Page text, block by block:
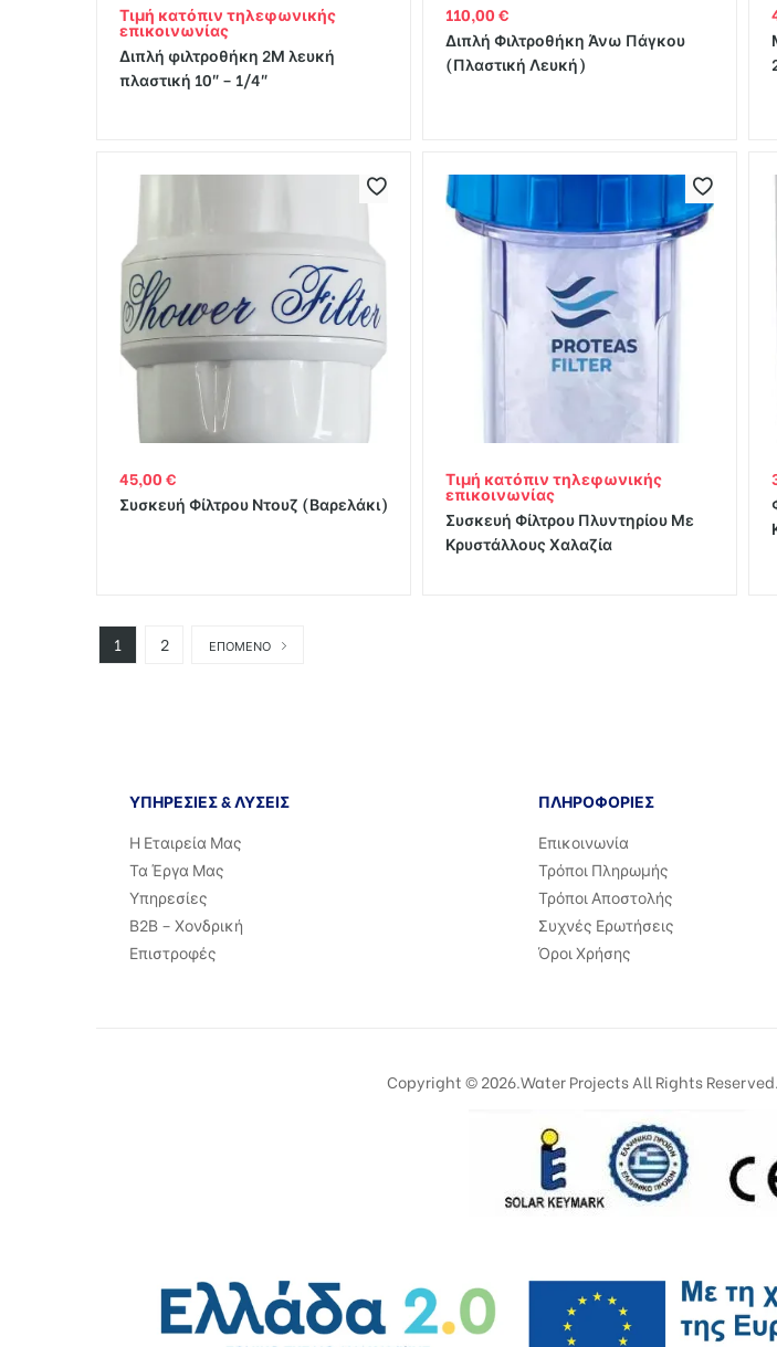
Τιμή κατόπιν τηλεφωνικής
επικοινωνίας
Διπλή φιλτροθήκη 2Μ λευκή
πλαστική 10″ – 1/4″
110,00€
Διπλή Φιλτροθήκη Άνω Πάγκου
(Πλαστική Λευκή)
45,00€
Συσκευή Φίλτρου Ντουζ (Βαρελάκι)
Τιμή κατόπιν τηλεφωνικής
επικοινωνίας
Συσκευή Φίλτρου Πλυντηρίου Με
Κρυστάλλους Χαλαζία
1 2 ΕΠΟΜΕΝΟ
ΥΠΗΡΕΣΙΕΣ & ΛΥΣΕΙΣ
Η Εταιρεία Μας
Τα Έργα Μας
Υπηρεσίες
Β2Β – Χονδρική
Επιστροφές
ΠΛΗΡΟΦΟΡΙΕΣ
Επικοινωνία
Τρόποι Πληρωμής
Τρόποι Αποστολής
Συχνές Ερωτήσεις
Όροι Χρήσης
Copyright © 2026.Water Projects All Rights